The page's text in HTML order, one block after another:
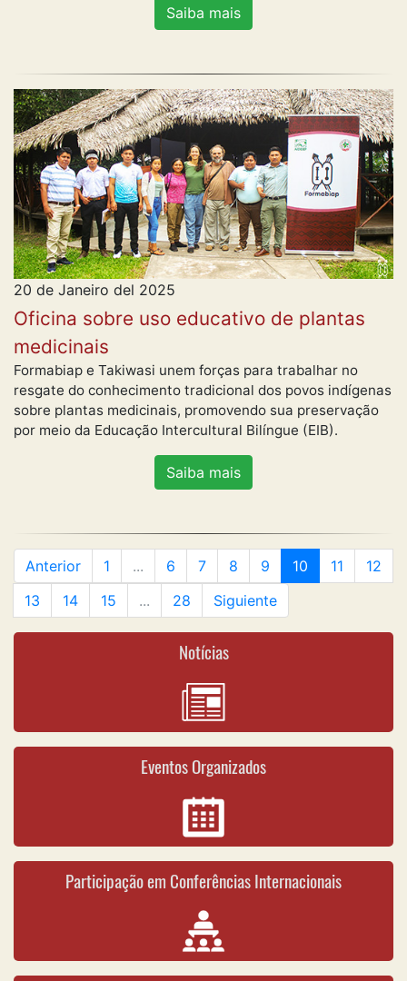
Saiba mais
20 de Janeiro del 2025
Oficina sobre uso educativo de plantas
medicinais
Formabiap e Takiwasi unem forças para trabalhar no
resgate do conhecimento tradicional dos povos indígenas
sobre plantas medicinais, promovendo sua preservação
por meio da Educação Intercultural Bilíngue (EIB).
Saiba mais
Anterior 1 ... 6 7 8 9 10 11
12
13
14 15 ... 28 Siguiente
Notícias
Eventos Organizados
Participação em Conferências Internacionais